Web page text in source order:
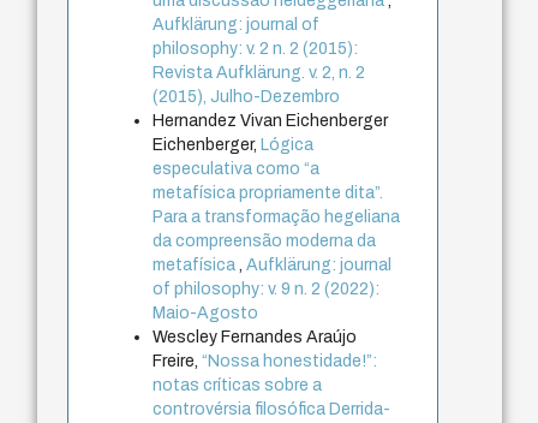
Aufklärung: journal of
philosophy: v. 2 n. 2 (2015):
Revista Aufklärung. v. 2, n. 2
(2015), Julho-Dezembro
Hernandez Vivan Eichenberger
Eichenberger, Lógica
especulativa como “a
metafísica propriamente dita”.
Para a transformação hegeliana
da compreensão moderna da
metafísica,Aufklärung: journal
of philosophy: v. 9 n. 2 (2022):
Maio-Agosto
Wescley Fernandes Araújo
Freire,“Nossa honestidade!”:
notas críticas sobre a
controvérsia filosófica Derrida-